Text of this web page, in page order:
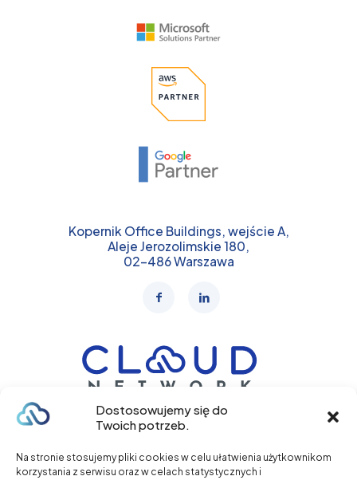
Dostosowujemy się do
Twoich potrzeb.
Na stronie stosujemy pliki cookies w celu ułatwienia użytkownikom
korzystania z serwisu oraz w celach statystycznych i
Kopernik Office Buildings, wejście A,
Aleje Jerozolimskie 180,
02-486 Warszawa
+48 577 317 102